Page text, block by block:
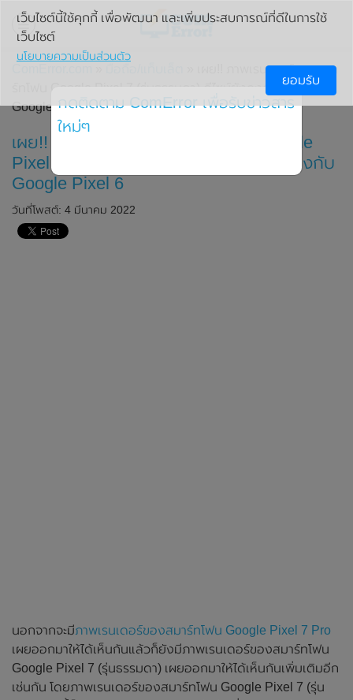
» เผย!! ภาพเรนเดอร์ของสมา
ร์ทโฟน Google Pixel 7 (รุ่นธรรมดา) ดีไซน์ยังคงคล้ายคลึงกับ
Google Pixel 6
เผย!! ภาพเรนเดอร์ของสมาร์ทโฟน Google
Pixel 7 (รุ่นธรรมดา) ดีไซน์ยังคงคล้ายคลึงกับ
Google Pixel 6
วันที่โพสต์: 4 มีนาคม 2022
นอกจากจะมีภาพเรนเดอร์ของสมาร์ทโฟน Google Pixel 7 Pro
เผยออกมาให้ได้เห็นกันแล้วก็ยังมีภาพเรนเดอร์ของสมาร์ทโฟน
Google Pixel 7 (รุ่นธรรมดา) เผยออกมาให้ได้เห็นกันเพิ่มเติมอีก
เช่นกัน โดยภาพเรนเดอร์ของสมาร์ทโฟน Google Pixel 7 (รุ่น
เว็บไซต์นี้ใช้คุกกี้ เพื่อพัฒนา และเพิ่มประสบการณ์ที่ดีในการใช้
เว็บไซต์
นโยบายความเป็นส่วนตัว
ยอมรับ
กดติดตาม ComError เพื่อรับข่าวสาร
ใหม่ๆ